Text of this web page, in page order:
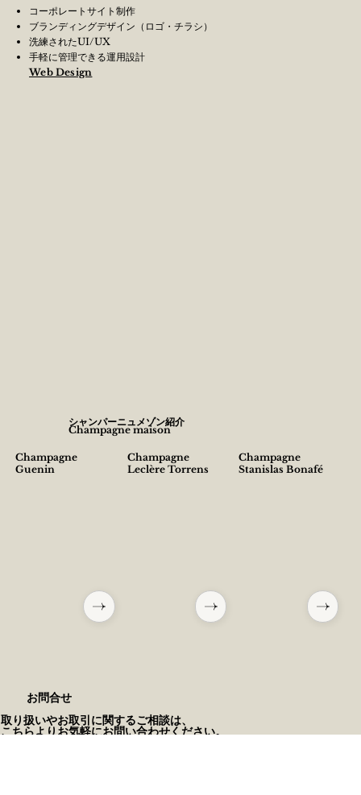
コーポレートサイト制作
ブランディングデザイン（ロゴ・チラシ）
洗練されたUI/UX
手軽に管理できる運用設計
Web Design
​シャンパーニュメゾン紹介
Champagne maison
Champagne
Guenin
Champagne
Leclère Torrens
Champagne
Stanislas Bonafé
​お問合せ
取り扱いやお取引に関するご相談は、
こちらよりお気軽にお問い合わせください。